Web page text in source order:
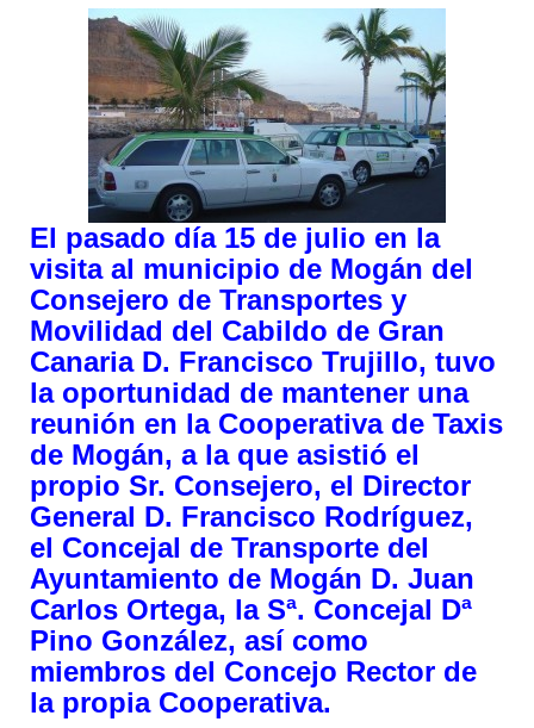
El pasado día 15 de julio en la
visita al municipio de Mogán del
Consejero de Transportes y
Movilidad del Cabildo de Gran
Canaria D. Francisco Trujillo, tuvo
la oportunidad de mantener una
reunión en la Cooperativa de Taxis
de Mogán, a la que asistió el
propio Sr. Consejero, el Director
General D. Francisco Rodríguez,
el Concejal de Transporte del
Ayuntamiento de Mogán D. Juan
Carlos Ortega, la Sª. Concejal Dª
Pino González, así como
miembros del Concejo Rector de
la propia Cooperativa.